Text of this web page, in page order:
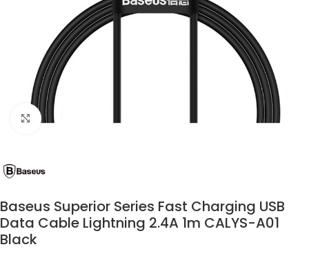
Click to enlarge
Baseus Superior Series Fast Charging USB
Data Cable Lightning 2.4A 1m CALYS-A01
Black